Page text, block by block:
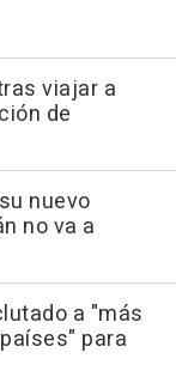
viajar a
de
nuevo
no va a
a "más
para